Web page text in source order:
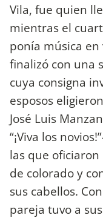
Vila, fue quien
mientras el
ponía música
finalizó con una
cuya consigna
esposos
José Luis
“¡Viva los
las que
de colorado y
sus cabellos.
pareja tuvo a